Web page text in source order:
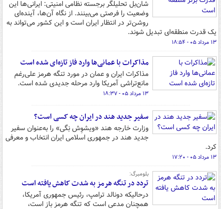
شان‌بل تحلیلگر برجسته نظامی امنیتی: ایرانی‌ها این
وضعیت را فرصتی می‌بینند. از نگاه آن‌ها، آینده‌ای
روشن‌تر در انتظار ایران است و این کشور می‌تواند به
یک قدرت منطقه‌ای تبدیل شوند.
۱۳ مرداد ۰۵ - ۱۸:۵۴
مذاکرات با عمانی‌ها وارد فاز تازه‌ای شده است
مذاکرات ایران و عمان در مورد تنگه هرمز علی‌رغم
مانع‌تراشی آمریکا وارد مرحله جدیدی شده است.
۱۳ مرداد ۰۵ - ۱۸:۳۷
سفیر جدید هند در ایران چه کسی است؟
وزارت خارجه هند «ویشوِش نِگی» را به‌عنوان سفیر
جدید هند در جمهوری اسلامی ایران انتخاب و معرفی
کرد.
۱۳ مرداد ۰۵ - ۱۷:۲۰
بلومبرگ:
تردد در تنگه هرمز به شدت کاهش یافته است
درحالیکه دونالد ترامپ، رئیس جمهوری آمریکا،
همچنان مدعی است که تنگه هرمز باز است،